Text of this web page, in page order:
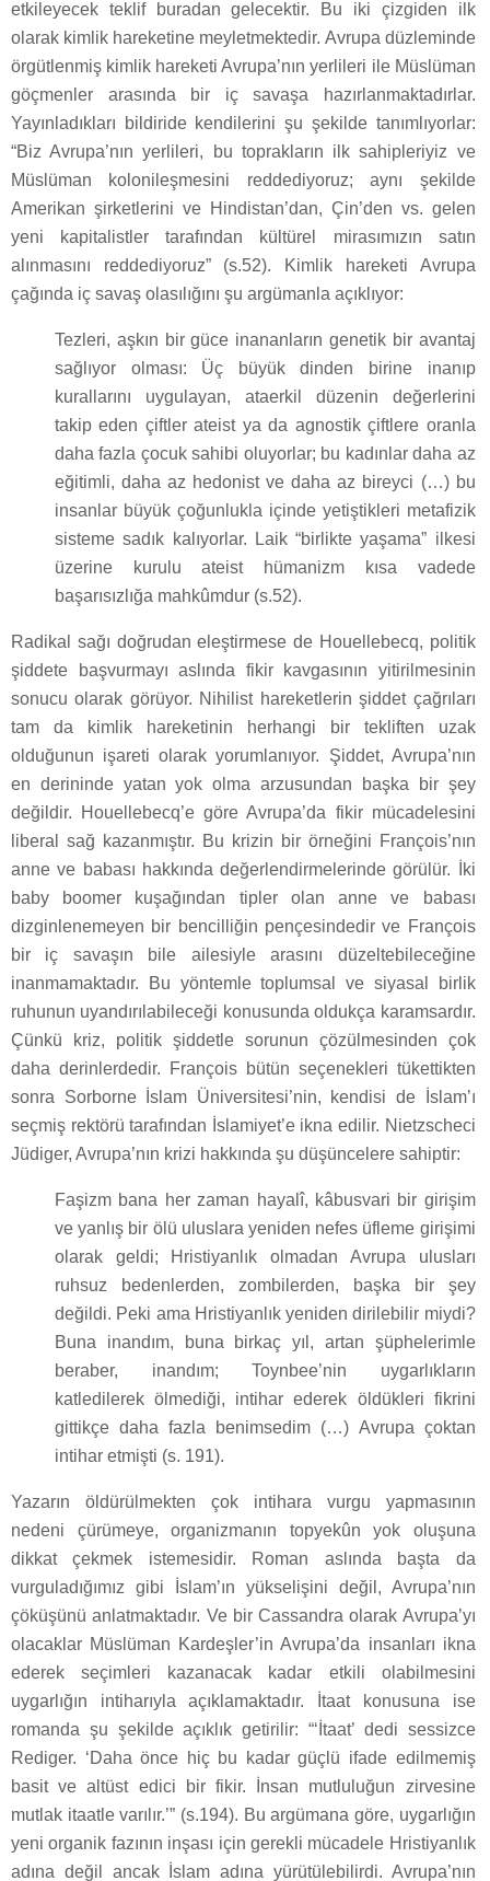
etkileyecek teklif buradan gelecektir. Bu iki çizgiden ilk
olarak kimlik hareketine meyletmektedir. Avrupa düzleminde
örgütlenmiş kimlik hareketi Avrupa’nın yerlileri ile Müslüman
göçmenler arasında bir iç savaşa hazırlanmaktadırlar.
Yayınladıkları bildiride kendilerini şu şekilde tanımlıyorlar:
“Biz Avrupa’nın yerlileri, bu toprakların ilk sahipleriyiz ve
Müslüman kolonileşmesini reddediyoruz; aynı şekilde
Amerikan şirketlerini ve Hindistan’dan, Çin’den vs. gelen
yeni kapitalistler tarafından kültürel mirasımızın satın
alınmasını reddediyoruz” (s.52). Kimlik hareketi Avrupa
çağında iç savaş olasılığını şu argümanla açıklıyor:
Tezleri, aşkın bir güce inananların genetik bir avantaj
sağlıyor olması: Üç büyük dinden birine inanıp
kurallarını uygulayan, ataerkil düzenin değerlerini
takip eden çiftler ateist ya da agnostik çiftlere oranla
daha fazla çocuk sahibi oluyorlar; bu kadınlar daha az
eğitimli, daha az hedonist ve daha az bireyci (…) bu
insanlar büyük çoğunlukla içinde yetiştikleri metafizik
sisteme sadık kalıyorlar. Laik “birlikte yaşama” ilkesi
üzerine kurulu ateist hümanizm kısa vadede
başarısızlığa mahkûmdur (s.52).
Radikal sağı doğrudan eleştirmese de Houellebecq, politik
şiddete başvurmayı aslında fikir kavgasının yitirilmesinin
sonucu olarak görüyor. Nihilist hareketlerin şiddet çağrıları
tam da kimlik hareketinin herhangi bir tekliften uzak
olduğunun işareti olarak yorumlanıyor. Şiddet, Avrupa’nın
en derininde yatan yok olma arzusundan başka bir şey
değildir. Houellebecq’e göre Avrupa’da fikir mücadelesini
liberal sağ kazanmıştır. Bu krizin bir örneğini François’nın
anne ve babası hakkında değerlendirmelerinde görülür. İki
baby boomer kuşağından tipler olan anne ve babası
dizginlenemeyen bir bencilliğin pençesindedir ve François
bir iç savaşın bile ailesiyle arasını düzeltebileceğine
inanmamaktadır. Bu yöntemle toplumsal ve siyasal birlik
ruhunun uyandırılabileceği konusunda oldukça karamsardır.
Çünkü kriz, politik şiddetle sorunun çözülmesinden çok
daha derinlerdedir. François bütün seçenekleri tükettikten
sonra Sorborne İslam Üniversitesi’nin, kendisi de İslam’ı
seçmiş rektörü tarafından İslamiyet’e ikna edilir. Nietzscheci
Jüdiger, Avrupa’nın krizi hakkında şu düşüncelere sahiptir:
Faşizm bana her zaman hayalî, kâbusvari bir girişim
ve yanlış bir ölü uluslara yeniden nefes üfleme girişimi
olarak geldi; Hristiyanlık olmadan Avrupa ulusları
ruhsuz bedenlerden, zombilerden, başka bir şey
değildi. Peki ama Hristiyanlık yeniden dirilebilir miydi?
Buna inandım, buna birkaç yıl, artan şüphelerimle
beraber, inandım; Toynbee’nin uygarlıkların
katledilerek ölmediği, intihar ederek öldükleri fikrini
gittikçe daha fazla benimsedim (…) Avrupa çoktan
intihar etmişti (s. 191).
Yazarın öldürülmekten çok intihara vurgu yapmasının
nedeni çürümeye, organizmanın topyekûn yok oluşuna
dikkat çekmek istemesidir. Roman aslında başta da
vurguladığımız gibi İslam’ın yükselişini değil, Avrupa’nın
çöküşünü anlatmaktadır. Ve bir Cassandra olarak Avrupa’yı
olacaklar Müslüman Kardeşler’in Avrupa’da insanları ikna
ederek seçimleri kazanacak kadar etkili olabilmesini
uygarlığın intiharıyla açıklamaktadır. İtaat konusuna ise
romanda şu şekilde açıklık getirilir: “‘İtaat’ dedi sessizce
Rediger. ‘Daha önce hiç bu kadar güçlü ifade edilmemiş
basit ve altüst edici bir fikir. İnsan mutluluğun zirvesine
mutlak itaatle varılır.’” (s.194). Bu argümana göre, uygarlığın
yeni organik fazının inşası için gerekli mücadele Hristiyanlık
adına değil ancak İslam adına yürütülebilirdi. Avrupa’nın